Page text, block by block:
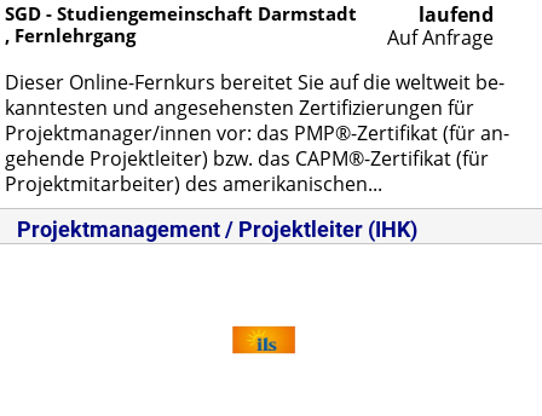
laufend
Auf Anfrage
SGD - Studiengemeinschaft Darmstadt
, Fernlehrgang
Die­ser On­line-Fern­kurs be­rei­tet Sie auf die welt­weit be­
kann­tes­ten und an­ge­se­hens­ten Zer­ti­fi­zie­run­gen für
Pro­jekt­ma­na­ger/in­nen vor: das PMP®-Zer­ti­fi­kat (für an­
ge­hen­de Pro­jekt­lei­ter) bzw. das CAPM®-Zer­ti­fi­kat (für
Pro­jekt­mit­ar­bei­ter) des ame­ri­ka­ni­schen...
Projektmanagement / Projektleiter (IHK)